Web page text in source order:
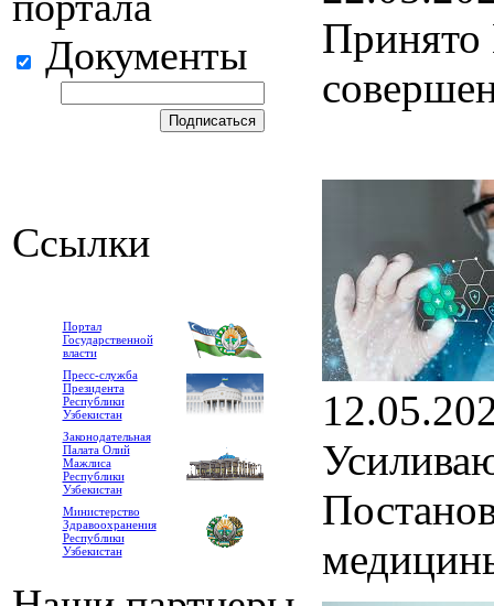
Документы
Ссылки
Портал
Государственной
власти
Пресс-служба
Президента
Республики
Узбекистан
Законодательная
Палата Олий
Мажлиса
Республики
Узбекистан
Министерство
Здравоохранения
Республики
Узбекистан
Принято